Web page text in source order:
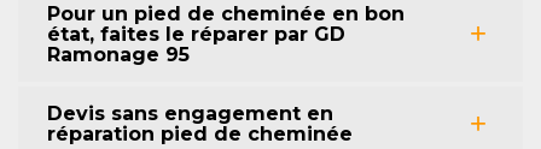
Pour un pied de cheminée en bon
état, faites le réparer par GD
Ramonage 95
Devis sans engagement en
réparation pied de cheminée